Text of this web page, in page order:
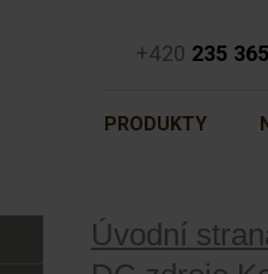
+420 235
PRODUKTY
Úvodní